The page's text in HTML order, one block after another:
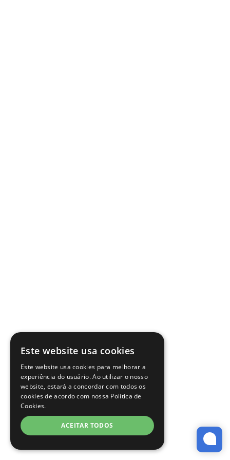
Este website usa cookies
Este website usa cookies para melhorar a
experiência do usuário. Ao utilizar o nosso
website, estará a concordar com todos os
cookies de acordo com nossa Política de
Cookies.
ACEITAR TODOS